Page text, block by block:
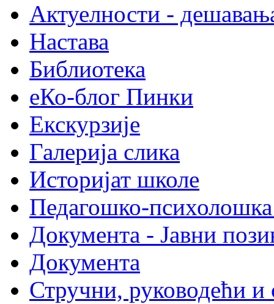
Актуелности -
Настава
Библиотека
еКо-блог Пинки
Екскурзије
Галерија слика
Историјат школе
Педагошко-психолошка
Документа - Јавни
Документа
Стручни, руководећи и